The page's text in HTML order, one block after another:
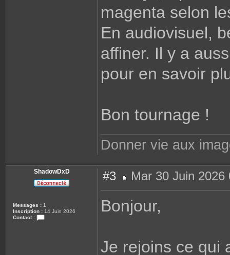
magenta selon
En audiovisuel,
affiner. Il y a
pour en savoir
Bon tournage !
Donner vie aux
ShadowDxD
Messages : 1
Inscription : 14 Juin 2026
Contact :
#3
e
g
Mar 30 Juin 2026
Bonjour,
Je rejoins ce qui